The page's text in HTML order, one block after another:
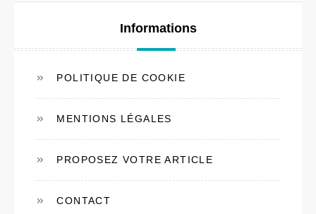
Informations
POLITIQUE DE COOKIE
MENTIONS LÉGALES
PROPOSEZ VOTRE ARTICLE
CONTACT